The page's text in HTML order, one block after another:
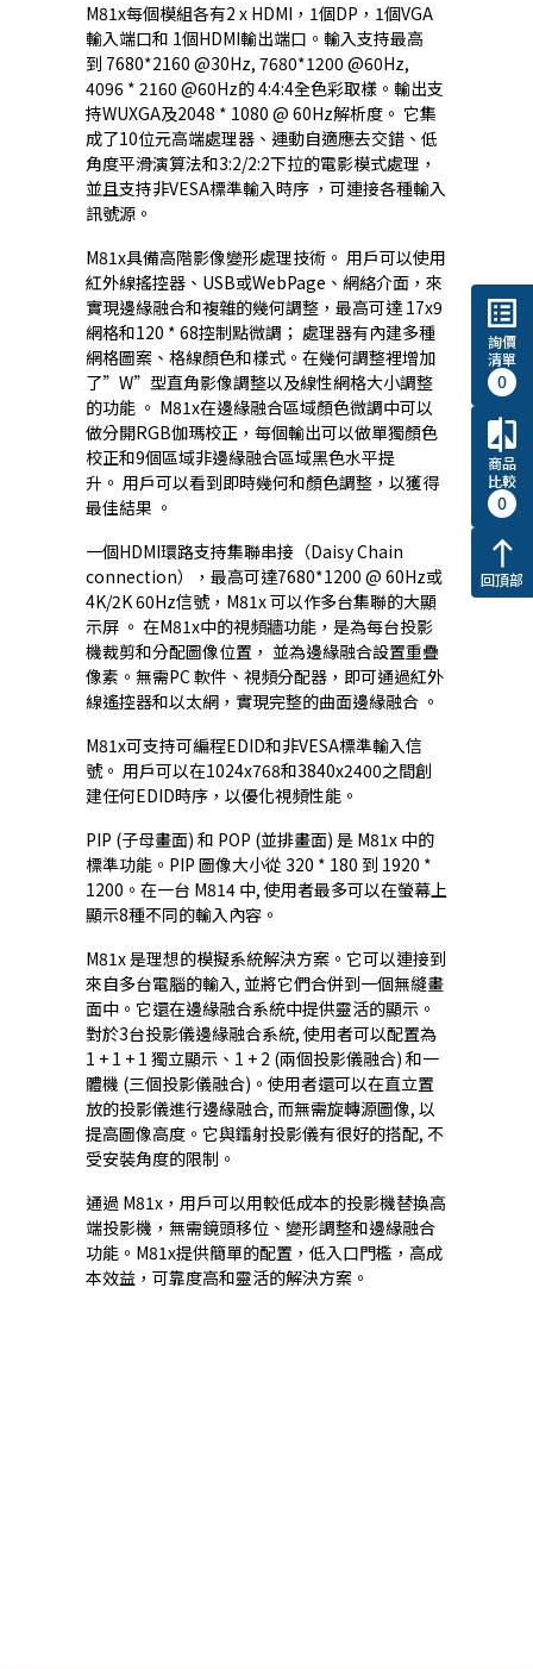
M81x每個模組各有2 x HDMI，1個DP，1個VGA
輸入端口和 1個HDMI輸出端口。輸入支持最高
到 7680*2160 @30Hz, 7680*1200 @60Hz,
4096 * 2160 @60Hz的 4:4:4全色彩取樣。輸出支
持WUXGA及2048 * 1080 @ 60Hz解析度。 它集
成了10位元高端處理器、運動自適應去交錯、低
角度平滑演算法和3:2/2:2下拉的電影模式處理，
並且支持非VESA標準輸入時序 ，可連接各種輸入
訊號源。
M81x具備高階影像變形處理技術。 用戶可以使用
紅外線搖控器、USB或WebPage、網絡介面，來
實現邊緣融合和複雜的幾何調整，最高可達 17x9
網格和120 * 68控制點微調； 處理器有內建多種
網格圖案、格線顏色和樣式。在幾何調整裡增加
了”W”型直角影像調整以及線性網格大小調整
的功能 。 M81x在邊緣融合區域顏色微調中可以
做分開RGB伽瑪校正，每個輸出可以做單獨顏色
校正和9個區域非邊緣融合區域黑色水平提
升。 用戶可以看到即時幾何和顏色調整，以獲得
最佳結果 。
一個HDMI環路支持集聯串接（Daisy Chain
connection），最高可達7680*1200 @ 60Hz或
4K/2K 60Hz信號，M81x 可以作多台集聯的大顯
示屏 。 在M81x中的視頻牆功能，是為每台投影
機裁剪和分配圖像位置， 並為邊緣融合設置重疊
像素。無需PC 軟件、視頻分配器，即可通過紅外
線遙控器和以太網，實現完整的曲面邊緣融合 。
M81x可支持可編程EDID和非VESA標準輸入信
號。 用戶可以在1024x768和3840x2400之間創
建任何EDID時序，以優化視頻性能。
PIP (子母畫面) 和 POP (並排畫面) 是 M81x 中的
標準功能。PIP 圖像大小從 320 * 180 到 1920 *
1200。在一台 M814 中, 使用者最多可以在螢幕上
顯示8種不同的輸入內容。
M81x 是理想的模擬系統解決方案。它可以連接到
來自多台電腦的輸入, 並將它們合併到一個無縫畫
面中。它還在邊緣融合系統中提供靈活的顯示。
對於3台投影儀邊緣融合系統, 使用者可以配置為
1 + 1 + 1 獨立顯示、1 + 2 (兩個投影儀融合) 和一
體機 (三個投影儀融合)。使用者還可以在直立置
放的投影儀進行邊緣融合, 而無需旋轉源圖像, 以
提高圖像高度。它與鐳射投影儀有很好的搭配, 不
受安裝角度的限制。
通過 M81x，用戶可以用較低成本的投影機替換高
端投影機，無需鏡頭移位、變形調整和邊緣融合
功能。M81x提供簡單的配置，低入口門檻，高成
本效益，可靠度高和靈活的解決方案。
list_alt
詢價
清單
0
compare
商品
比較
0
north
回頂部